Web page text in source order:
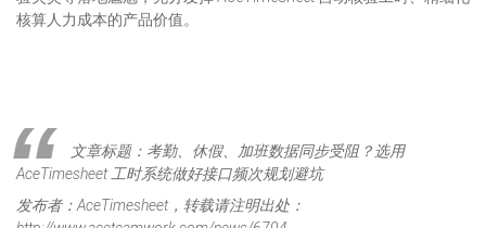
核算人力成本的产品价值。
文章标题：考勤、休假、加班数据同步受阻？选用
AceTimesheet 工时系统做好接口频次规划避坑
发布者：AceTimesheet，转载请注明出处：